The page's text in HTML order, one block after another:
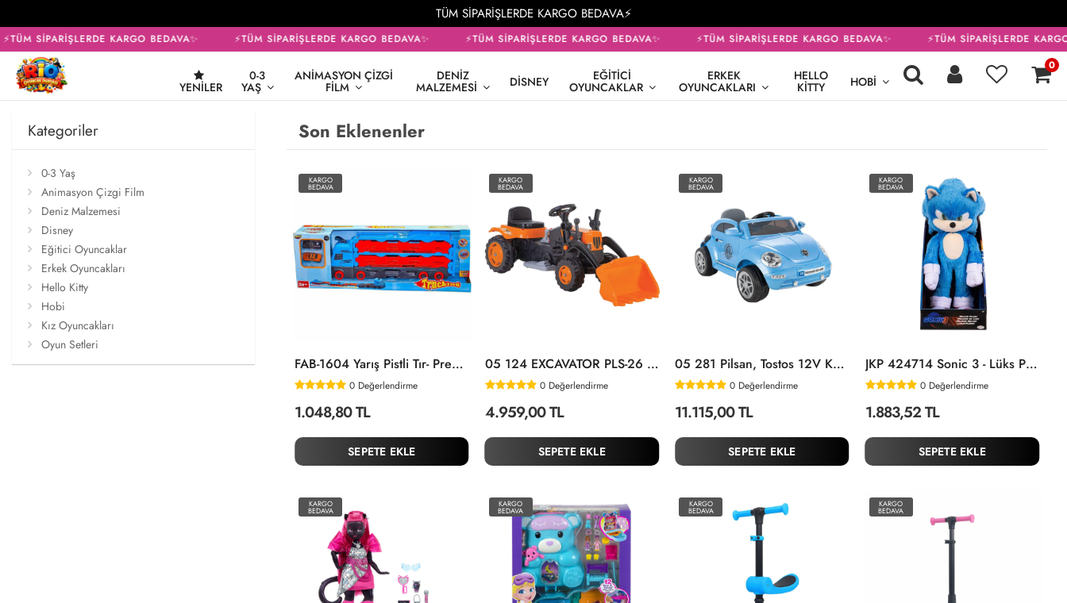
TÜM SİPARİŞLERDE KARGO BEDAVA⚡
SİPARİŞLERDE KARGO BEDAVA✨ ⚡TÜM SİPARİŞLERDE KARGO BEDAVA✨ ⚡TÜM SİPARİŞLERDE KARGO BEDAVA✨ ⚡TÜM SİPARİŞLERDE KARGO BEDAVA✨ ⚡TÜM SİPARİŞLERDE KARGO
YENILER
0-3
YAŞ
ANIMASYON ÇIZGI
FILM
DENIZ
MALZEMESI DISNEY EĞITICI
OYUNCAKLAR
ERKEK
OYUNCAKLARI
HELLO
KITTY HOBI
0
Kategoriler
0-3 Yaş
Animasyon Çizgi Film
Deniz Malzemesi
Disney
Eğitici Oyuncaklar
Erkek Oyuncakları
Hello Kitty
Hobi
Kız Oyuncakları
Oyun Setleri
Peluşlar
Son Eklenenler
KARGO
BEDAVA
FAB-1604 Yarış Pistli Tır- Prestij Oyuncak
0 Değerlendirme
1.048,80 TL
SEPETE EKLE
KARGO
BEDAVA
05 124 EXCAVATOR PLS-26 TRAKTÖR KEPÇELİ 6V AKÜLÜ
0 Değerlendirme
4.959,00 TL
SEPETE EKLE
KARGO
BEDAVA
05 281 Pilsan, Tostos 12V Kumandalı Akülü Araba Metalik Mavi +3 Yaş
0 Değerlendirme
11.115,00 TL
SEPETE EKLE
KARGO
BEDAVA
JKP 424714 Sonic 3 - Lüks Pelüş Figür 34 Cm Sonic
0 Değerlendirme
1.883,52 TL
SEPETE EKLE
KARGO
BEDAVA
KARGO
BEDAVA
KARGO
BEDAVA
KARGO
BEDAVA